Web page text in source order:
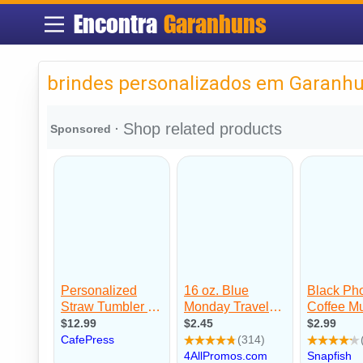
Encontra Garanhuns
brindes personalizados em